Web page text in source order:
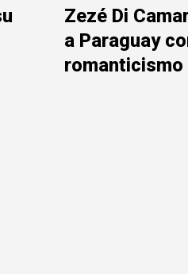
Zezé Di
a Paraguay
romanticismo